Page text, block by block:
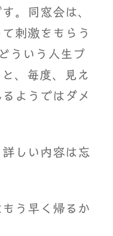
。同窓会は、
刺激をもらう
ういう人生プ
、毎度、見え
ようではダメ
しい内容は忘
う早く帰るか